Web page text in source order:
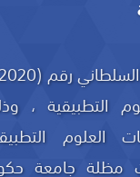
التطبيقية ،
العلوم
مظلة جامعة